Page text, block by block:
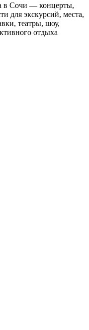
в Сочи — концерты,
для экскурсий, места,
театры, шоу,
отдыха